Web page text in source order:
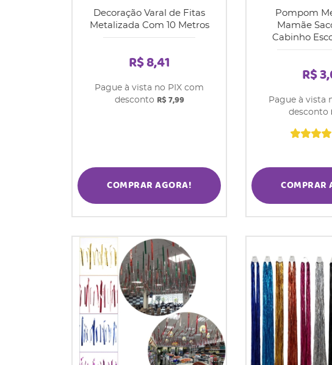
Decoração Varal de Fitas
Metalizada Com 10 Metros
R$ 8,41
Pague à vista no PIX com
desconto R$ 7,99
COMPRAR AGORA!
Pompom
Mamãe
Cabinho
R$
Pague à vista
desconto
COMPRAR